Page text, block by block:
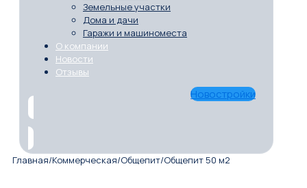
Земельные участки
Дома и дачи
Гаражи и машиноместа
О компании
Новости
Отзывы
Новостройки
Главная/Коммерческая/Общепит/Общепит 50 м2